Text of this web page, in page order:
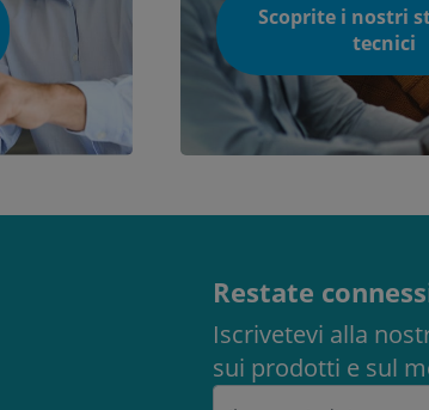
Scoprite i nostri
tecnici
Restate
Iscrivetevi alla
sui prodotti e sul